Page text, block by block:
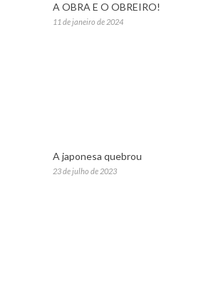
A OBRA E O OBREIRO!
11 de janeiro de 2024
A japonesa quebrou
23 de julho de 2023